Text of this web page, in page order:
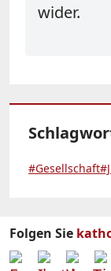
wider.
#Gesellschaft
Folgen Sie